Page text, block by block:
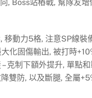
向, Boss站樁戰, 幫隊友
移動力5格, 注意SP線裝
大化固傷輸出, 被打時
克制下額外提升, 單點
降雙防, 以及斷腿, 全屬